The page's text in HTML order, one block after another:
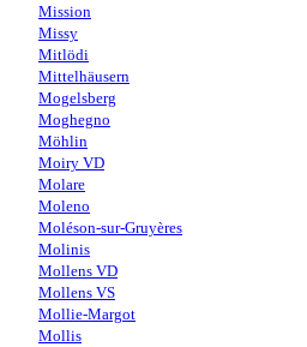
Mission
Missy
Mitlödi
Mittelhäusern
Mogelsberg
Moghegno
Möhlin
Moiry VD
Molare
Moleno
Moléson-sur-Gruyères
Molinis
Mollens VD
Mollens VS
Mollie-Margot
Mollis